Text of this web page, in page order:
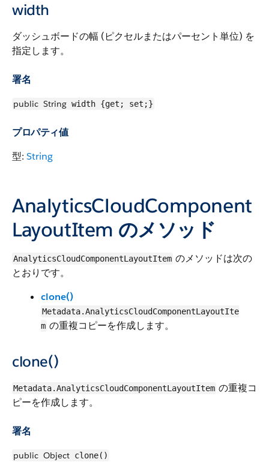
width
ダッシュボードの幅 (ピクセルまたはパーセント単位) を
指定します。
署名
public String width {get; set;}
プロパティ値
型: String
AnalyticsCloudComponent
LayoutItem のメソッド
AnalyticsCloudComponentLayoutItem のメソッドは次の
とおりです。
clone()
Metadata.AnalyticsCloudComponentLayoutIte
m の重複コピーを作成します。
clone()
Metadata.AnalyticsCloudComponentLayoutItem の重複コ
ピーを作成します。
署名
public Object clone()